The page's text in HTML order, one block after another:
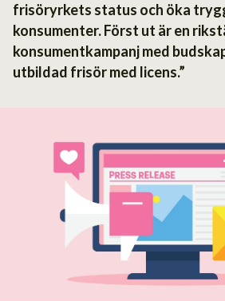
frisöryrkets status och öka
konsumenter. Först ut är en
konsumentkampanj med
utbildad frisör med licens.”